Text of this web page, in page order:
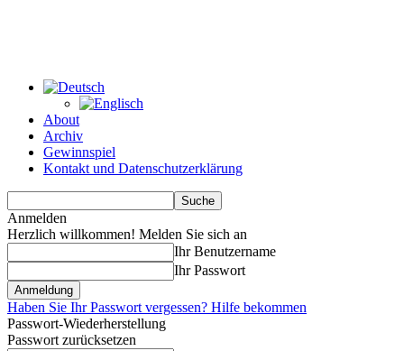
About
Archiv
Gewinnspiel
Kontakt und Datenschutzerklärung
Anmelden
Herzlich willkommen! Melden Sie sich an
Ihr Benutzername
Ihr Passwort
Haben Sie Ihr Passwort vergessen? Hilfe bekommen
Passwort-Wiederherstellung
Passwort zurücksetzen